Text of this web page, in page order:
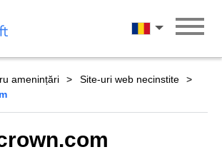
Română
amenințări
Site-uri web necinstite